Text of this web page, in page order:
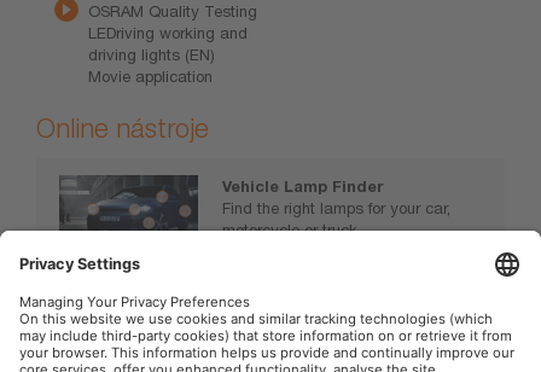
OSRAM Quality Testing
LEDriving working and
driving lights (EN)
Movie application
Online nástroje
Vehicle Lamp Finder
Find the right lamps for your car,
motorcycle or truck.